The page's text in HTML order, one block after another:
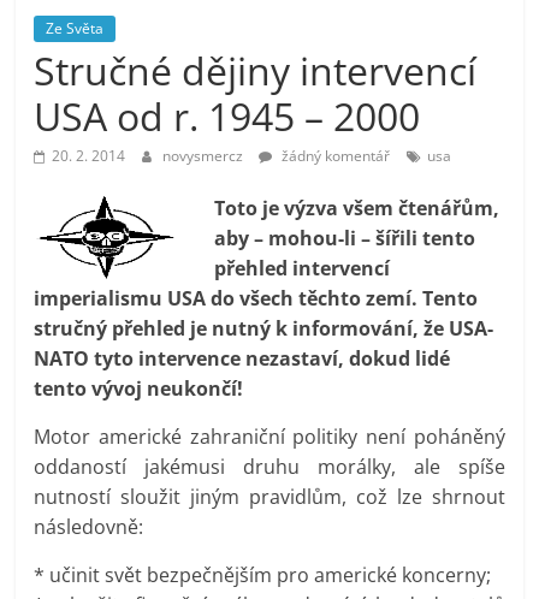
prospívá?
Ze Světa
Stručné dějiny intervencí
USA od r. 1945 – 2000
20. 2. 2014 novysmercz žádný komentář usa
Toto je výzva všem čtenářům,
aby – mohou-li – šířili tento
přehled intervencí
imperialismu USA do všech těchto zemí. Tento
stručný přehled je nutný k informování, že USA-
NATO tyto intervence nezastaví, dokud lidé
tento vývoj neukončí!
Motor americké zahraniční politiky není poháněný
oddaností jakémusi druhu morálky, ale spíše
nutností sloužit jiným pravidlům, což lze shrnout
následovně:
* učinit svět bezpečnějším pro americké koncerny;